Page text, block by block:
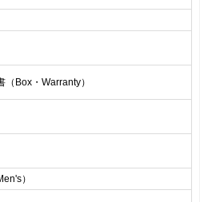
（Box・Warranty）
）